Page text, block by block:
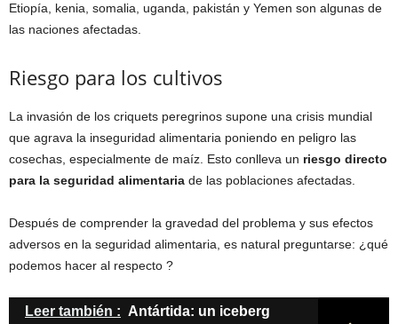
Etiopía, kenia, somalia, uganda, pakistán y Yemen son algunas de
las naciones afectadas.
Riesgo para los cultivos
La invasión de los criquets peregrinos supone una crisis mundial
que agrava la inseguridad alimentaria poniendo en peligro las
cosechas, especialmente de maíz. Esto conlleva un riesgo directo
para la seguridad alimentaria de las poblaciones afectadas.
Después de comprender la gravedad del problema y sus efectos
adversos en la seguridad alimentaria, es natural preguntarse: ¿qué
podemos hacer al respecto ?
Leer también : Antártida: un iceberg